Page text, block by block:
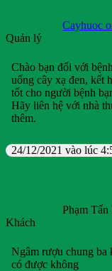
Cayhuoc
Quản lý
Chào bạn đối với
uống cây xạ đen, kết
tốt cho người bệnh
Hãy liên hệ với nhà
thêm.
24/12/2021 vào lúc
Phạm
Khách
Ngâm rượu chung ba
có được không